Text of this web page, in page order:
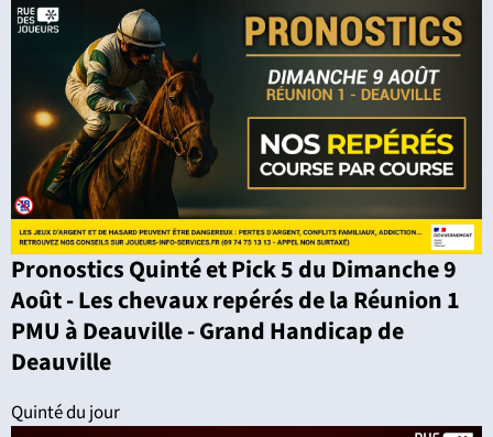
Pronostics Quinté et Pick 5 du Dimanche 9
Août - Les chevaux repérés de la Réunion 1
PMU à Deauville - Grand Handicap de
Deauville
Quinté du jour